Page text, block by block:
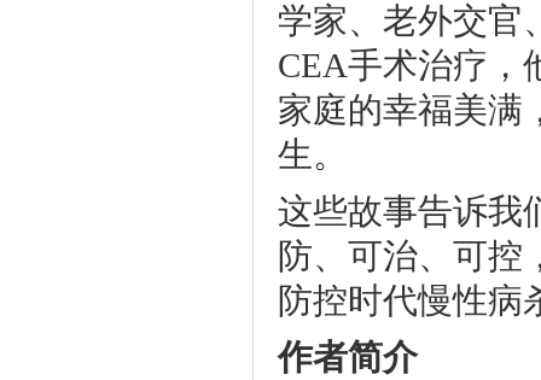
学家、老外交官
CEA手术治疗，
家庭的幸福美满
生。
这些故事告诉我
防、可治、可控
防控时代慢性病
作者简介